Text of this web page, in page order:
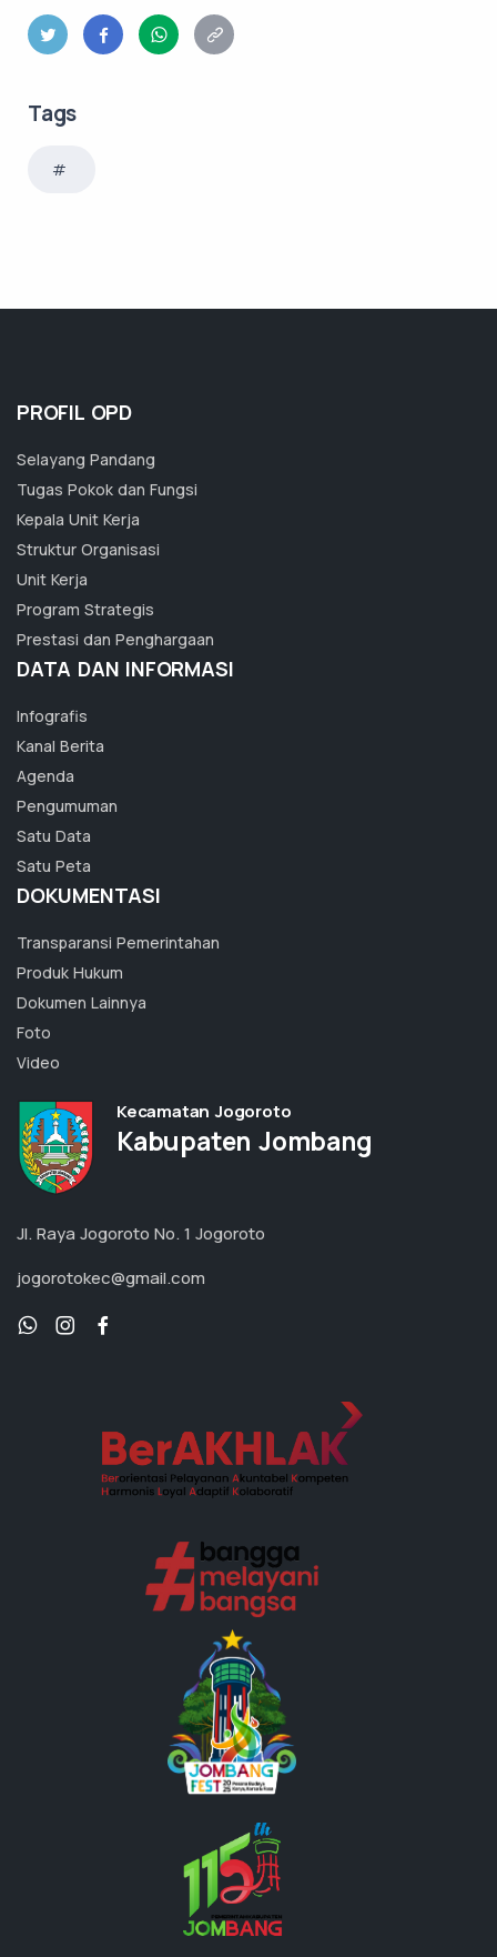
Tags
PROFIL OPD
Selayang Pandang
Tugas Pokok dan Fungsi
Kepala Unit Kerja
Struktur Organisasi
Unit Kerja
Program Strategis
Prestasi dan Penghargaan
DATA DAN INFORMASI
Infografis
Kanal Berita
Agenda
Pengumuman
Satu Data
Satu Peta
DOKUMENTASI
Transparansi Pemerintahan
Produk Hukum
Dokumen Lainnya
Foto
Video
Kecamatan Jogoroto
Kabupaten Jombang
Jl. Raya Jogoroto No. 1 Jogoroto
jogorotokec@gmail.com